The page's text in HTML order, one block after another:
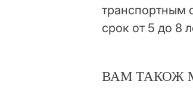
транспортным
срок от 5 до 8
ВАМ ТАКОЖ